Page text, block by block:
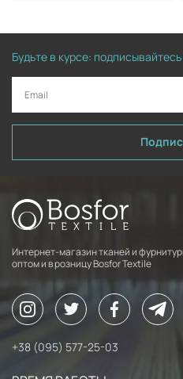
Будьте в курсе:
Интернет-магазин тканей и
оптом и в розницу Bosfor Textile
+38 (095) 577-25-03